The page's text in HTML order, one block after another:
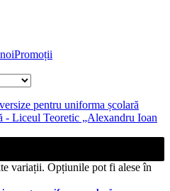
Promoții
variații. Opțiunile pot fi alese în